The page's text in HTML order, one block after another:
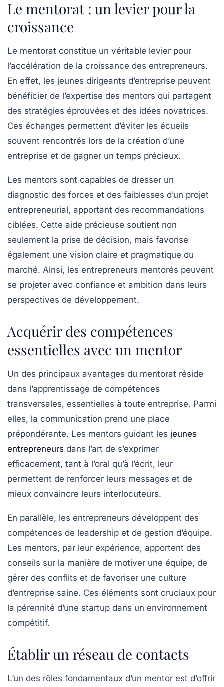
Le mentorat : un levier pour la
croissance
Le mentorat constitue un véritable levier pour
l’accélération de la croissance des entrepreneurs.
En effet, les jeunes dirigeants d’entreprise peuvent
bénéficier de l’expertise des mentors qui partagent
des stratégies éprouvées et des idées novatrices.
Ces échanges permettent d’éviter les écueils
souvent rencontrés lors de la création d’une
entreprise et de gagner un temps précieux.
Les mentors sont capables de dresser un
diagnostic des forces et des faiblesses d’un projet
entrepreneurial, apportant des recommandations
ciblées. Cette aide précieuse soutient non
seulement la prise de décision, mais favorise
également une vision claire et pragmatique du
marché. Ainsi, les entrepreneurs mentorés peuvent
se projeter avec confiance et ambition dans leurs
perspectives de développement.
Acquérir des compétences
essentielles avec un mentor
Un des principaux avantages du mentorat réside
dans l’apprentissage de compétences
transversales, essentielles à toute entreprise. Parmi
elles, la communication prend une place
prépondérante. Les mentors guidant les jeunes
entrepreneurs dans l’art de s’exprimer
efficacement, tant à l’oral qu’à l’écrit, leur
permettent de renforcer leurs messages et de
mieux convaincre leurs interlocuteurs.
En parallèle, les entrepreneurs développent des
compétences de leadership et de gestion d’équipe.
Les mentors, par leur expérience, apportent des
conseils sur la manière de motiver une équipe, de
gérer des conflits et de favoriser une culture
d’entreprise saine. Ces éléments sont cruciaux pour
la pérennité d’une startup dans un environnement
compétitif.
Établir un réseau de contacts
L’un des rôles fondamentaux d’un mentor est d’offrir